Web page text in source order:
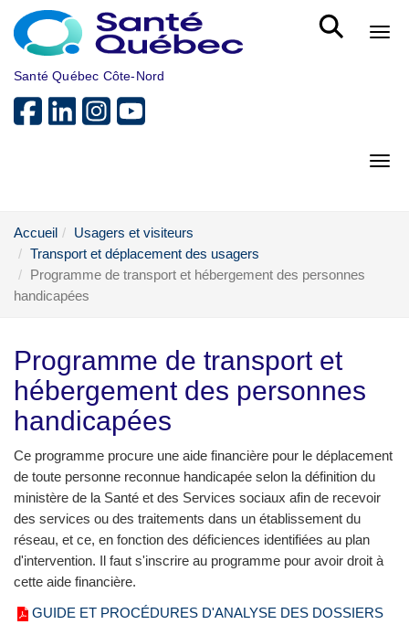
Aller au menu principal
Santé Québec Côte-Nord
Accueil
Usagers et visiteurs
Transport et déplacement des usagers
Programme de transport et hébergement des personnes
handicapées
Programme de transport et
hébergement des personnes
handicapées
Ce programme procure une aide financière pour le déplacement
de toute personne reconnue handicapée selon la définition du
ministère de la Santé et des Services sociaux afin de recevoir
des services ou des traitements dans un établissement du
réseau, et ce, en fonction des déficiences identifiées au plan
d'intervention. Il faut s'inscrire au programme pour avoir droit à
cette aide financière.
GUIDE ET PROCÉDURES D'ANALYSE DES DOSSIERS